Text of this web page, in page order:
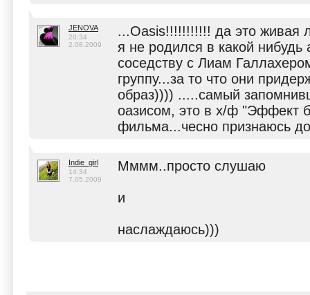
JENOVA
20:34
2.08.2009
...Oasis!!!!!!!!!!! да это живая
я не родился в какой нибудь
соседству с Лиам
группу...за то что они
образ)))) .....самый
оазисом, это в х/ф "Эффект
фильма...чесно признаюсь
Indie_girl
14:34
7.05.2009
Мммм..просто слушаю
и
наслаждаюсь)))